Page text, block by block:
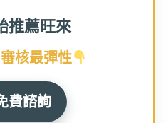
推薦旺來
核最彈性
費諮詢